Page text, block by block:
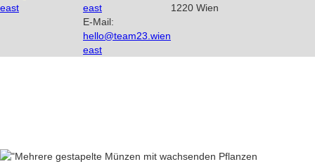
1220 Wien
east
E-Mail:
hello@team23.wien
east
east